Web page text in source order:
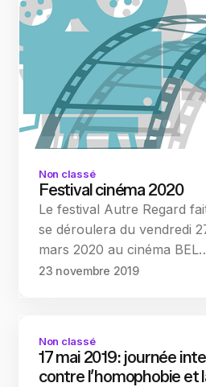
Non classé
Festival cinéma 2020
Le festival Autre Regard
se déroulera du vendredi
mars 2020 au cinéma
23 novembre 2019
Non classé
17 mai 2019: journée
contre l’homophobie et